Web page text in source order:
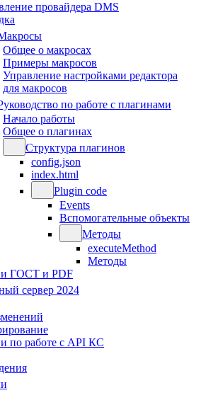
провайдера DMS
Общее о макросах
Примеры макросов
Управление настройками редактора
для макросов
по работе с плагинами
Начало работы
Общее о плагинах
Структура плагинов
config.json
index.html
Plugin code
Events
Вспомогательные объекты
Методы
executeMethod
Методы
ГОСТ и PDF
сервер 2024
по работе с API КС